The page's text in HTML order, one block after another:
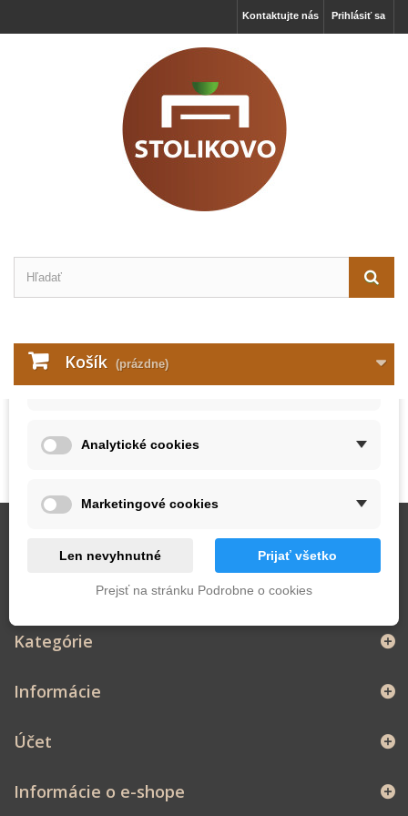
Prihlásiť sa
Kontaktujte nás
Košík (prázdne)
Kategórie
Informácie
Účet
Informácie o e-shope
×
Technické cookies
Analytické cookies
Marketingové cookies
Len nevyhnutné Prijať všetko
Prejsť na stránku Podrobne o cookies